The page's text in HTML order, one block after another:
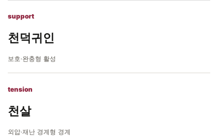
support
천덕귀인
보호·완충형 활성
tension
천살
외압·재난 경계형 경계